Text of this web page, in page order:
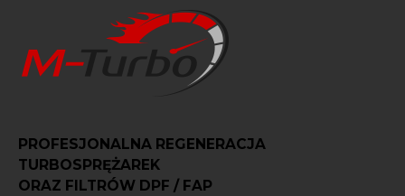
PROFESJONALNA REGENERACJA
TURBOSPRĘŻAREK
ORAZ FILTRÓW DPF / FAP